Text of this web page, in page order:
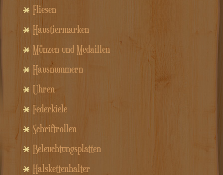
Fliesen
Haustiermarken
Münzen und Medaillen
Hausnummern
Uhren
Federkiele
Schriftrollen
Beleuchtungsplatten
Halskettenhalter